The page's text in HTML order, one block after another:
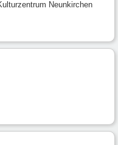
Neunkirchen